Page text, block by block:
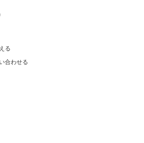
る
合わせる